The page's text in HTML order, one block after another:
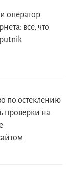
оператор
все, что
по остеклению
проверки на